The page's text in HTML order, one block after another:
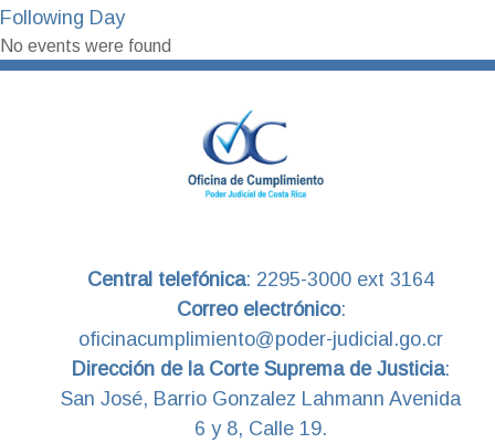
Following Day
No events were found
Central telefónica: 2295-3000 ext 3164
Correo electrónico:
oficinacumplimiento@poder-judicial.go.cr
Dirección de la Corte Suprema de Justicia:
San José, Barrio Gonzalez Lahmann Avenida
6 y 8, Calle 19.